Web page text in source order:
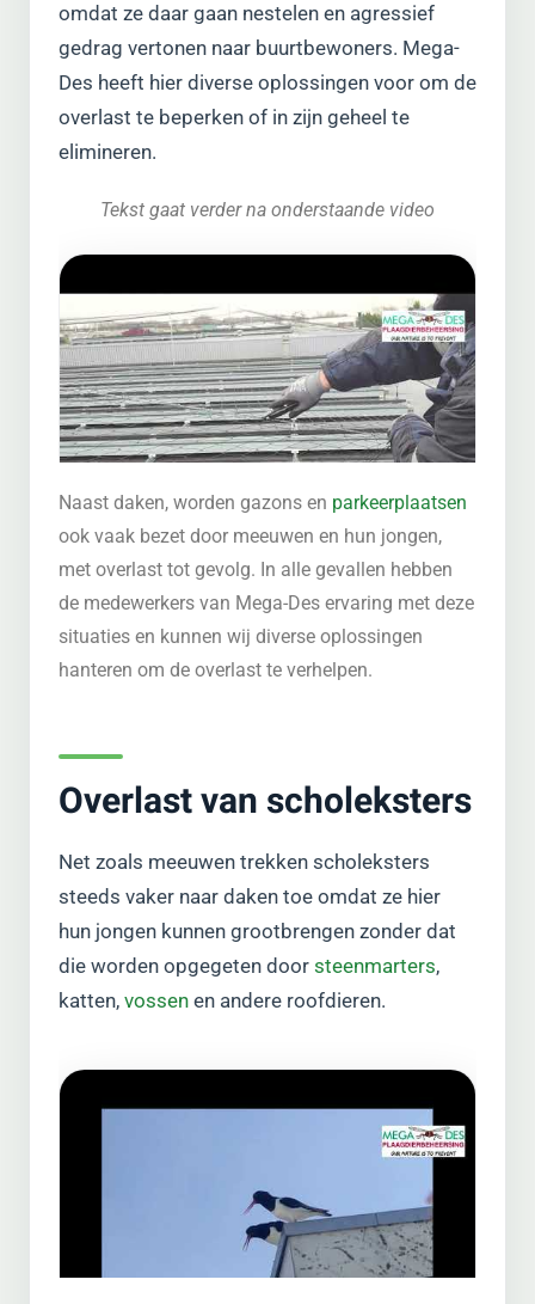
omdat ze daar gaan nestelen en agressief
gedrag vertonen naar buurtbewoners. Mega-
Des heeft hier diverse oplossingen voor om de
overlast te beperken of in zijn geheel te
elimineren.
Tekst gaat verder na onderstaande video
Naast daken, worden gazons en parkeerplaatsen
ook vaak bezet door meeuwen en hun jongen,
met overlast tot gevolg. In alle gevallen hebben
de medewerkers van Mega-Des ervaring met deze
situaties en kunnen wij diverse oplossingen
hanteren om de overlast te verhelpen.
Overlast van scholeksters
Net zoals meeuwen trekken scholeksters
steeds vaker naar daken toe omdat ze hier
hun jongen kunnen grootbrengen zonder dat
die worden opgegeten door steenmarters,
katten, vossen en andere roofdieren.